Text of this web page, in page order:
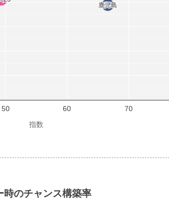
鹿児島
鹿児島
50 60 70
指数
時のチャンス構築率